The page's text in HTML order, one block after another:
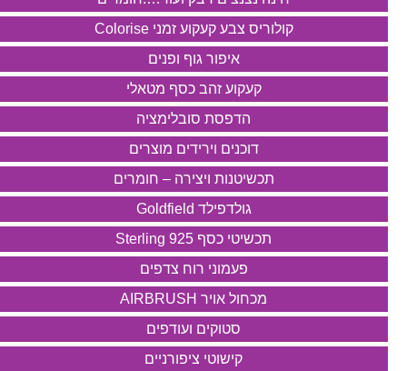
קולוריס צבע קעקוע זמני Colorise
איפור גוף ופנים
קעקוע זהב כסף מטאלי
הדפסת סובלימציה
דוכנים וירידים מוצרים
תכשיטנות ויצירה – חומרים
גולדפילד Goldfield
תכשיטי כסף 925 Sterling
פעמוני רוח צדפים
מכחול אויר AIRBRUSH
סטוקים ועודפים
קישוטי ציפורניים